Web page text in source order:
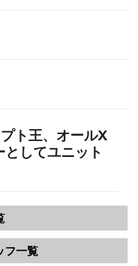
ト王、オールX
してユニット
フ一覧